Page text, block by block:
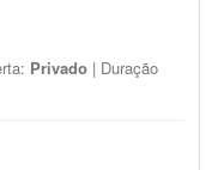
Privado | Duração